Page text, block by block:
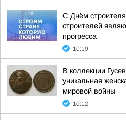
С Днём
строителей
прогресса
10:19
В коллекции
уникальная
мировой войны
10:12